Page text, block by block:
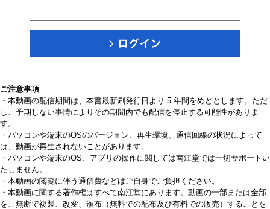
ご注意事項
・本動画の配信期間は、本書最新刷発行日より 5 年間をめどとします。ただ
し、予期しない事情によりその期間内でも配信を停止する可能性がありま
す。
・パソコンや端末のOSのバージョン、再生環境、通信回線の状況によって
は、動画が再生されないことがあります。
・パソコンや端末のOS、アプリの操作に関しては南江堂では一切サポートい
たしません。
・本動画の閲覧に伴う通信費などはご自身でご負担ください。
・本動画に関する著作権はすべて南江堂にあります。動画の一部または全部
を、無断で複製、改変、頒布（無料での配布及び有料での販売）することを